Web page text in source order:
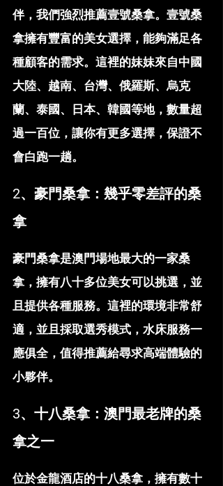
伴，我們強烈推薦壹號桑拿。壹號桑
拿擁有豐富的美女選擇，能夠滿足各
種顧客的需求。這裡的妹妹來自中國
大陸、越南、台灣、俄羅斯、烏克
蘭、泰國、日本、韓國等地，數量超
過一百位，讓你有更多選擇，保證不
會白跑一趟。
2、豪門桑拿：幾乎零差評的桑
拿
豪門桑拿是澳門場地最大的一家桑
拿，擁有八十多位美女可以挑選，並
且提供各種服務。這裡的環境非常舒
適，並且採取選秀模式，水床服務一
應俱全，值得推薦給尋求高端體驗的
小夥伴。
3、十八桑拿：澳門最老牌的桑
拿之一
位於金龍酒店的十八桑拿，擁有數十